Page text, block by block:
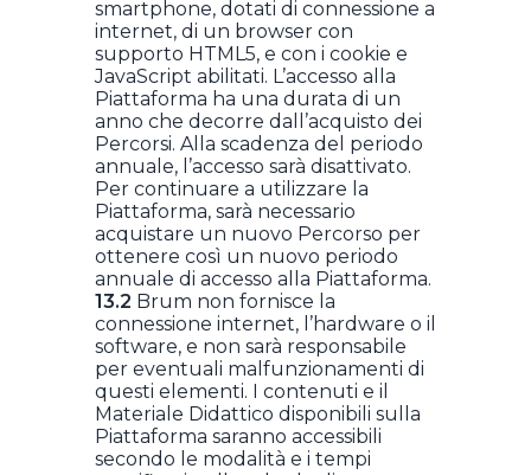
smartphone, dotati di connessione a
internet, di un browser con
supporto HTML5, e con i cookie e
JavaScript abilitati. L’accesso alla
Piattaforma ha una durata di un
anno che decorre dall’acquisto dei
Percorsi. Alla scadenza del periodo
annuale, l’accesso sarà disattivato.
Per continuare a utilizzare la
Piattaforma, sarà necessario
acquistare un nuovo Percorso per
ottenere così un nuovo periodo
annuale di accesso alla Piattaforma.
13.2 Brum non fornisce la
connessione internet, l’hardware o il
software, e non sarà responsabile
per eventuali malfunzionamenti di
questi elementi. I contenuti e il
Materiale Didattico disponibili sulla
Piattaforma saranno accessibili
secondo le modalità e i tempi